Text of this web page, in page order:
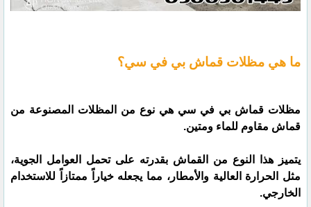
ما هي مظلات قماش بي في سي؟
مظلات قماش بي في سي هي نوع من المظلات المصنوعة من
قماش مقاوم للماء ومتين.
يتميز هذا النوع من القماش بقدرته على تحمل العوامل الجوية،
مثل الحرارة العالية والأمطار، مما يجعله خياراً ممتازاً للاستخدام
الخارجي.